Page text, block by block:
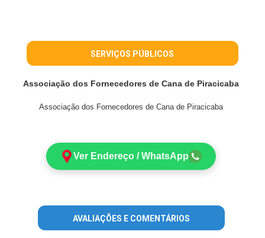
SERVIÇOS PÚBLICOS
Associação dos Fornecedores de Cana de Piracicaba
Associação dos Fornecedores de Cana de Piracicaba
Ver Endereço / WhatsApp
AVALIAÇÕES E COMENTÁRIOS